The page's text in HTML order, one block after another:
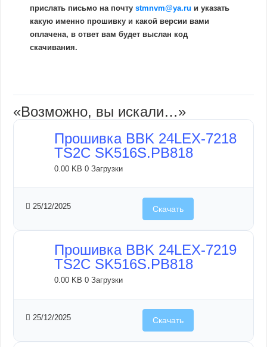
прислать письмо на почтуstmnvm@ya.ru и указать
какую именно прошивку и какой версии вами
оплачена, в ответ вам будет выслан код
скачивания.
«Возможно, вы искали…»
Прошивка BBK 24LEX-7218
TS2C SK516S.PB818
0.00 KB0 Загрузки
25/12/2025 Скачать
Прошивка BBK 24LEX-7219
TS2C SK516S.PB818
0.00 KB0 Загрузки
25/12/2025 Скачать